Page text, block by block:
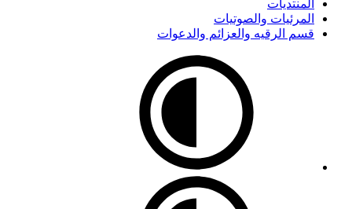
المنتديات
المرئيات والصوتيات
قسم الرقيه والعزائم والدعوات